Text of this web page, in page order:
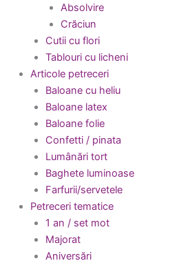
Absolvire
Crăciun
Cutii cu flori
Tablouri cu licheni
Articole petreceri
Baloane cu heliu
Baloane latex
Baloane folie
Confetti / pinata
Lumânări tort
Baghete luminoase
Farfurii/servetele
Petreceri tematice
1 an / set mot
Majorat
Aniversări